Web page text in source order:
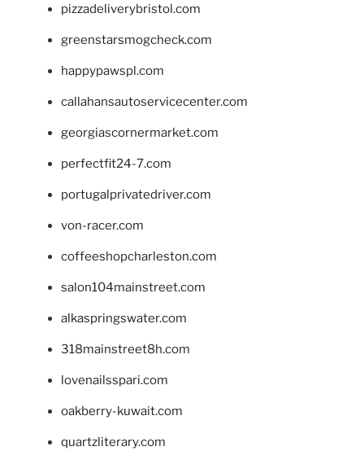
pizzadeliverybristol.com
greenstarsmogcheck.com
happypawspl.com
callahansautoservicecenter.com
georgiascornermarket.com
perfectfit24-7.com
portugalprivatedriver.com
von-racer.com
coffeeshopcharleston.com
salon104mainstreet.com
alkaspringswater.com
318mainstreet8h.com
lovenailsspari.com
oakberry-kuwait.com
quartzliterary.com